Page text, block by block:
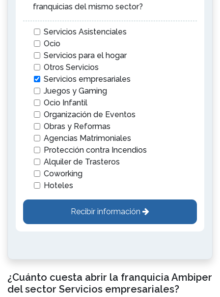
franquicias del mismo sector?
Servicios Asistenciales
Ocio
Servicios para el hogar
Otros Servicios
Servicios empresariales
Juegos y Gaming
Ocio Infantil
Organización de Eventos
Obras y Reformas
Agencias Matrimoniales
Protección contra Incendios
Alquiler de Trasteros
Coworking
Hoteles
Recibir información
¿Cuánto cuesta abrir la franquicia Ambiper
del sector Servicios empresariales?